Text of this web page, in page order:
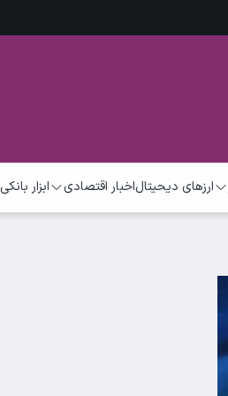
ارزهای دیحیتالاخبار اقتصادی ابزار بانکی